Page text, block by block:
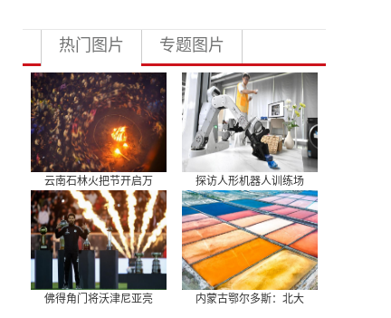
热门图片 专题图片
云南石林火把节开启万 探访人形机器人训练场
佛得角门将沃津尼亚亮 内蒙古鄂尔多斯：北大